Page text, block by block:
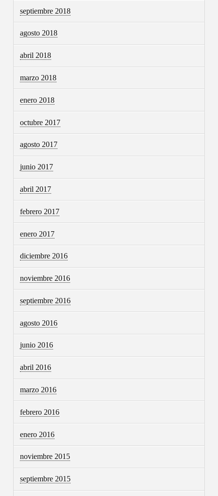
septiembre 2018
agosto 2018
abril 2018
marzo 2018
enero 2018
octubre 2017
agosto 2017
junio 2017
abril 2017
febrero 2017
enero 2017
diciembre 2016
noviembre 2016
septiembre 2016
agosto 2016
junio 2016
abril 2016
marzo 2016
febrero 2016
enero 2016
noviembre 2015
septiembre 2015